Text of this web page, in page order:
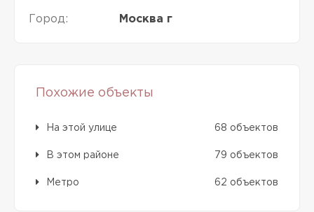
Город: Москва г
Похожие объекты
На этой улице 68 объектов
В этом районе 79 объектов
Метро 62 объектов